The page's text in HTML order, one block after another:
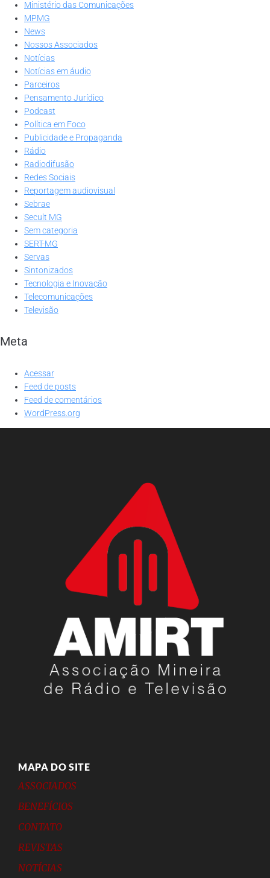
Ministério das Comunicações
MPMG
News
Nossos Associados
Notícias
Notícias em áudio
Parceiros
Pensamento Jurídico
Podcast
Política em Foco
Publicidade e Propaganda
Rádio
Radiodifusão
Redes Sociais
Reportagem audiovisual
Sebrae
Secult MG
Sem categoria
SERT-MG
Servas
Sintonizados
Tecnologia e Inovação
Telecomunicações
Televisão
Meta
Acessar
Feed de posts
Feed de comentários
WordPress.org
MAPA DO SITE
ASSOCIADOS
BENEFÍCIOS
CONTATO
REVISTAS
NOTÍCIAS